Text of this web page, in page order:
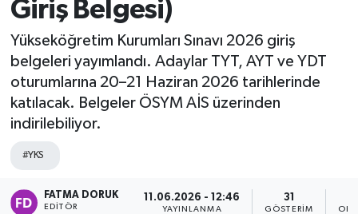
Giriş Belgesi)
Yükseköğretim Kurumları Sınavı 2026 giriş
belgeleri yayımlandı. Adaylar TYT, AYT ve YDT
oturumlarına 20–21 Haziran 2026 tarihlerinde
katılacak. Belgeler ÖSYM AİS üzerinden
indirilebiliyor.
#YKS
FATMA DORUK
EDITÖR
11.06.2026 - 12:46
YAYINLANMA
31
GÖSTERIM